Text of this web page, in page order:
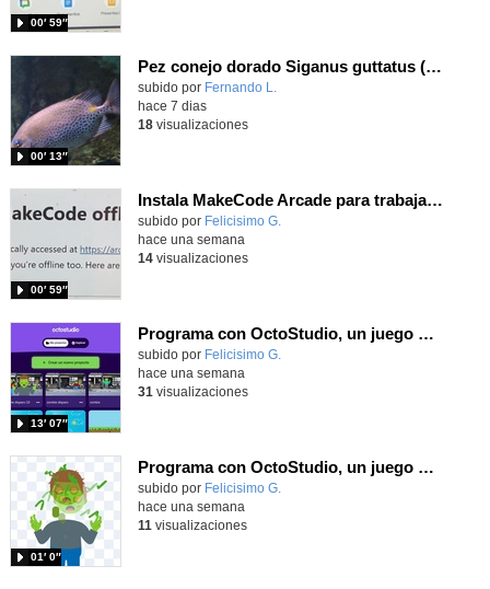
00′ 59″
Pez conejo dorado Siganus guttatus (Bloch, 1786)
Contenido educativo.
subido por Fernando L.
00′ 13″
hace 7 dias
18visualizaciones
Instala MakeCode Arcade para trabajar offline en tu tablet, ordenador, Chromebook
Contenido educativo.
subido por Felicisimo G.
00′ 59″
hace una semana
14visualizaciones
Programa con OctoStudio, un juego de disparos contra Zombies con un cargador basado en el House of the dead
Contenido educativo.
subido por Felicisimo G.
13′ 07″
hace una semana
31 visualizaciones
Programa con OctoStudio, un juego homenajeando al House of the dead con Zombies
Contenido educativo.
subido por Felicisimo G.
01′ 0″
hace una semana
11 visualizaciones